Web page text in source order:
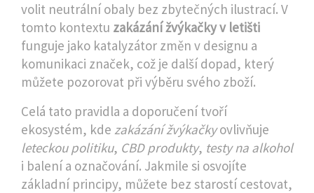
volit neutrální obaly bez zbytečných ilustrací. V
tomto kontextu zakázání žvýkačky v letišti
funguje jako katalyzátor změn v designu a
komunikaci značek, což je další dopad, který
můžete pozorovat při výběru svého zboží.
Celá tato pravidla a doporučení tvoří
ekosystém, kde zakázání žvýkačkyovlivňuje
leteckou politiku, CBD produkty, testy na alkohol
i balení a označování. Jakmile si osvojíte
základní principy, můžete bez starostí cestovat,